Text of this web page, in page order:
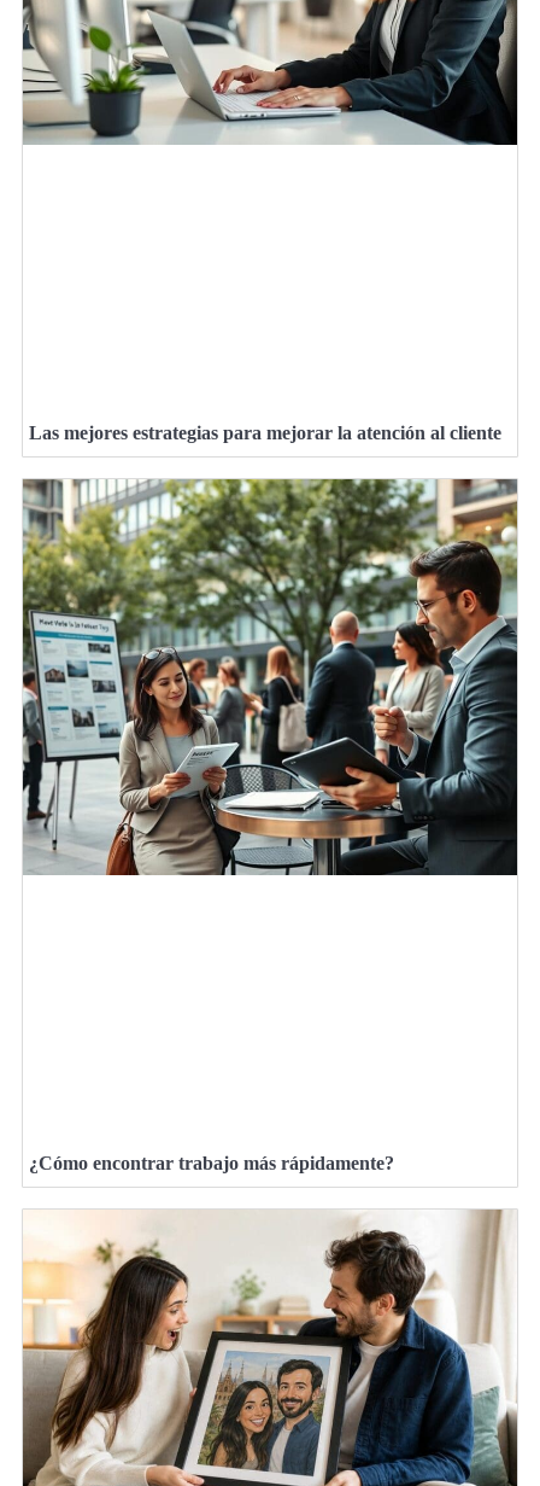
Las mejores estrategias para mejorar la atención al cliente
¿Cómo encontrar trabajo más rápidamente?